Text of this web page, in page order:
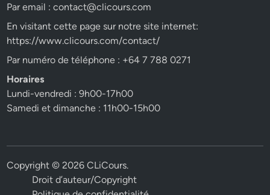
Par email :contact@clicours.com
En visitant cette page sur notre site internet:
https://www.clicours.com/contact/
Par numéro de téléphone : +64 7 788 0271
Horaires
Lundi-vendredi : 9h00-17h00
Samedi et dimanche : 11h00-15h00
Copyright © 2026CLiCours.
Droit d’auteur/Copyright